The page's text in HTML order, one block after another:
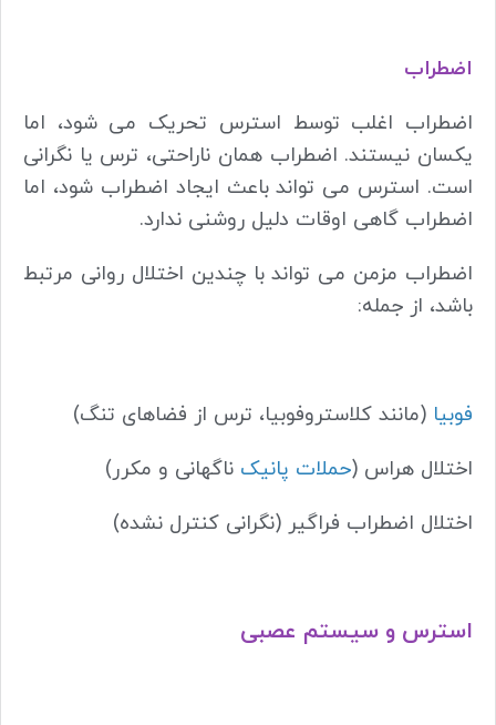
اضطراب
اضطراب اغلب توسط استرس تحریک می شود، اما
یکسان نیستند. اضطراب همان ناراحتی، ترس یا نگرانی
است. استرس می تواند باعث ایجاد اضطراب شود، اما
اضطراب گاهی اوقات دلیل روشنی ندارد.
اضطراب مزمن می تواند با چندین اختلال روانی مرتبط
باشد، از جمله:
فوبیا (مانند کلاستروفوبیا، ترس از فضاهای تنگ)
اختلال هراس (حملات پانیک ناگهانی و مکرر)
اختلال اضطراب فراگیر (نگرانی کنترل نشده)
استرس و سیستم عصبی